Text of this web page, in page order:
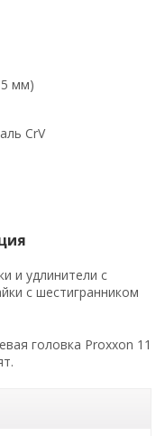
мм)
CrV
и удлинители с
с шестигранником
головка Proxxon 11